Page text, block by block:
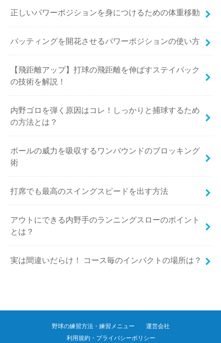
正しいパワーポジションを身につけるための体重移動
バッティングを開花させるパワーポジションの使い方
【飛距離アップ】打球の飛距離を伸ばすステイバック
の技術を解説！
内野ゴロを弾く原因はコレ！しっかりと捕球するため
の方法とは？
ボールの威力を吸収するワンバウンドのブロッキング
術
打席でも最高のスイングスピードを出す方法
アウトにできる内野手のランニングスローのポイント
とは？
実は間違いだらけ！ コース毎のインパクトの場所は？
野球の練習方法・練習メニュー
運営会社
利用規約・プライバシーポリシー